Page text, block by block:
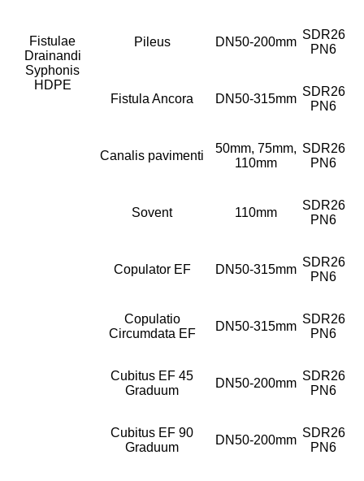
Fistulae
Drainandi
Syphonis
HDPE
Pileus DN50-200mm
SDR26
PN6
Fistula Ancora DN50-315mm
SDR26
PN6
Canalis pavimenti
50mm, 75mm,
110mm
SDR26
PN6
Sovent 110mm
SDR26
PN6
Copulator EF DN50-315mm
SDR26
PN6
Copulatio
Circumdata EF
DN50-315mm
SDR26
PN6
Cubitus EF 45
Graduum
DN50-200mm
SDR26
PN6
Cubitus EF 90
Graduum
DN50-200mm
SDR26
PN6